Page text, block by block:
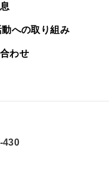
への取り組み
わせ
430